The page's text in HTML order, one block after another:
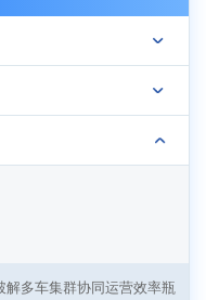
多车集群协同运营效率瓶